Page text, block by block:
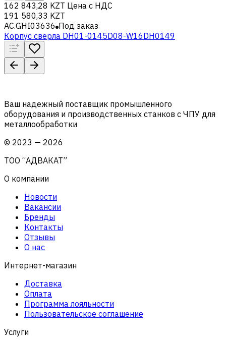
162 843,28 KZT Цена с НДС
191 580,33 KZT
AC.GHI03636 Под заказ
Корпус сверла DH01-0145D08-W16DH0149
Ваш надежный поставщик промышленного
оборудования и производственных станков с ЧПУ для
металлообработки
© 2023 — 2026
ТОО “АДВАКАТ”
О компании
Новости
Вакансии
Бренды
Контакты
Отзывы
О нас
Интернет-магазин
Доставка
Оплата
Программа лояльности
Пользовательское соглашение
Услуги